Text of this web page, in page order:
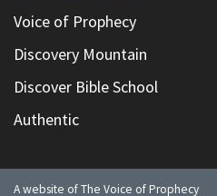
Voice of Prophecy
Discovery Mountain
Discover Bible School
Authentic
A website of The Voice of Prophecy